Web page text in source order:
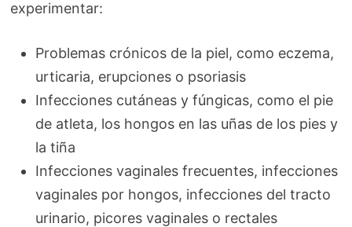
experimentar:
Problemas crónicos de la piel, como eczema,
urticaria, erupciones o psoriasis
Infecciones cutáneas y fúngicas, como el pie
de atleta, los hongos en las uñas de los pies y
la tiña
Infecciones vaginales frecuentes, infecciones
vaginales por hongos, infecciones del tracto
urinario, picores vaginales o rectales